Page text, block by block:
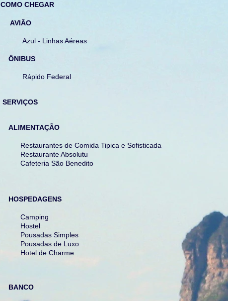
COMO CHEGAR
AVIÂO
Azul - Linhas Aéreas
ÔNIBUS
Rápido Federal
SERVIÇOS
ALIMENTAÇÃO
Restaurantes de Comida Tipica e Sofisticada
Restaurante Absolutu
Cafeteria São Benedito
HOSPEDAGENS
Camping
Hostel
Pousadas Simples
Pousadas de Luxo
Hotel de Charme
BANCO